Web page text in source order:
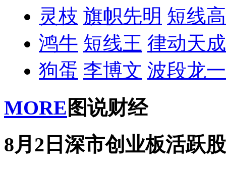
灵枝 旗帜先明 短线
鸿牛 短线王 律动天成
狗蛋 李博文 波段龙一
MORE 图说财经
8月2日深市创业板活跃